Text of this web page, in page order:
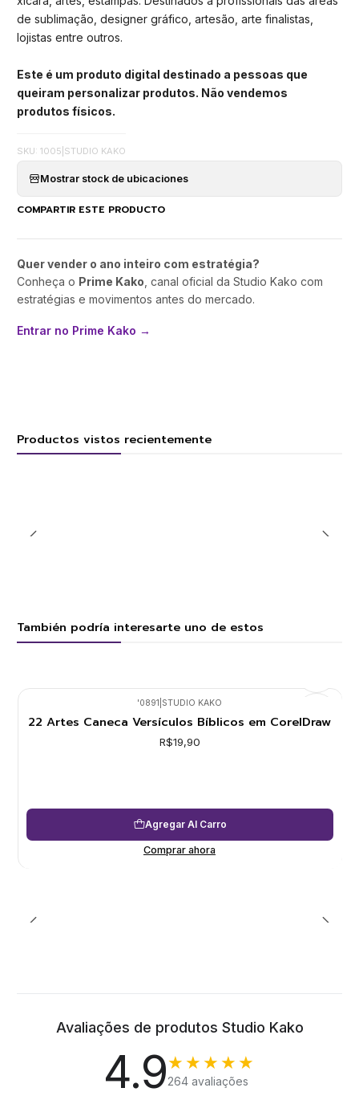
de sublimação, designer gráfico, artesão, arte finalistas,
lojistas entre outros.
Este é um produto digital destinado a pessoas que
queiram personalizar produtos. Não vendemos
produtos físicos.
SKU: 1005 STUDIO KAKO
Mostrar stock de ubicaciones
COMPARTIR ESTE PRODUCTO
Quer vender o ano inteiro com estratégia?
Conheça o Prime Kako , canal oficial da Studio Kako com
estratégias e movimentos antes do mercado.
Entrar no Prime Kako →
Productos vistos recientemente
También podría interesarte uno de estos
'0891 STUDIO KAKO
22 Artes Caneca Versículos Bíblicos em CorelDraw
R$19,90
Agregar Al Carro
Comprar ahora
Avaliações de produtos Studio Kako
4.9★★★★★
264 avaliações